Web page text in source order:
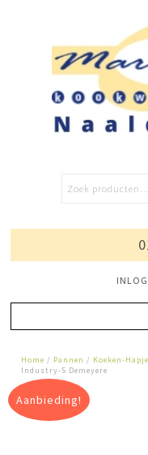
Home / Pannen / Koeken-
Industry-5 Demeyere
Aanbieding!